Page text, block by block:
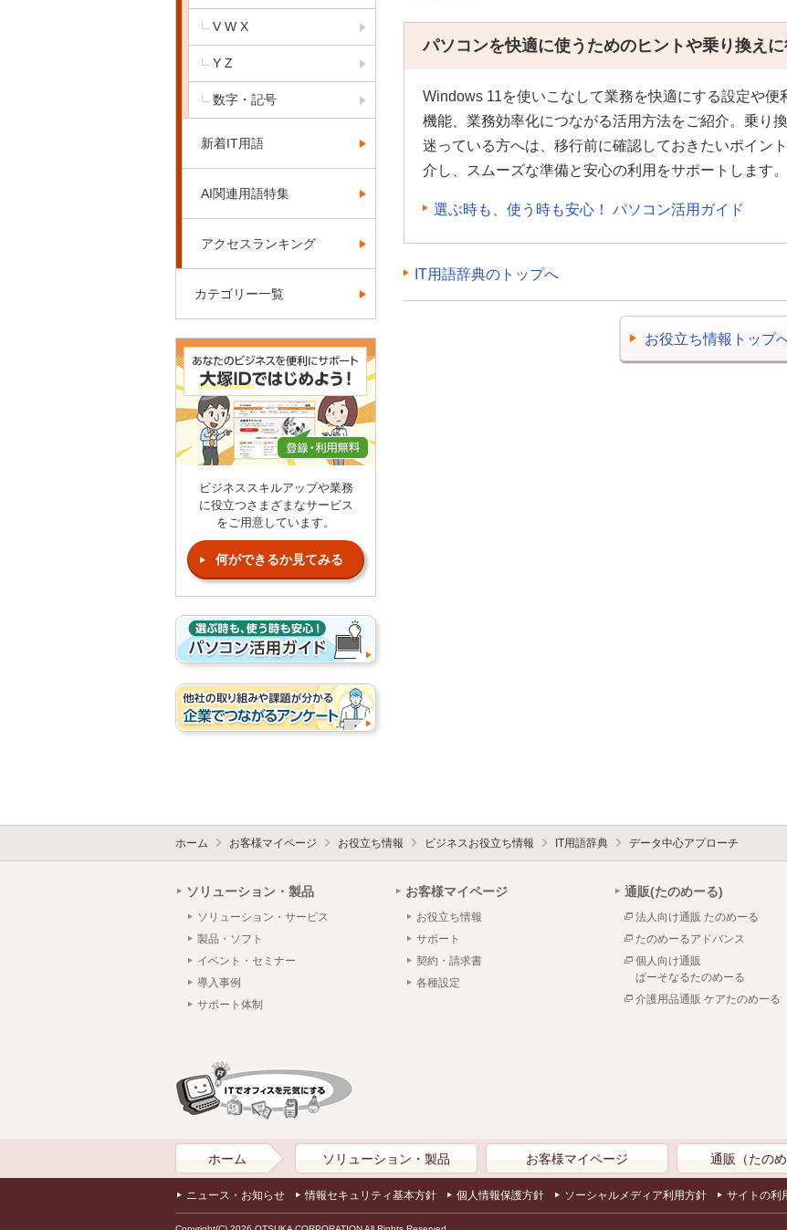
パソコンを快適に使うためのヒントや乗り換え
Windows 11を使いこなして業務を快適にする設定や便
機能、業務効率化につながる活用方法をご紹介。乗り
迷っている方へは、移行前に確認しておきたいポイン
介し、スムーズな準備と安心の利用をサポートします。
選ぶ時も、使う時も安心！ パソコン活用ガイド
IT用語辞典のトップへ
お役立ち情報トップ
V W X
Y Z
数字・記号
新着IT用語
AI関連用語特集
アクセスランキング
カテゴリー一覧
ビジネススキルアップや業務
に役立つさまざまなサービス
をご用意しています。
何ができるか見てみる
ホーム お客様マイページ お役立ち情報 ビジネスお役立ち情報 IT用語辞典 データ中心アプローチ
ソリューション・製品
ソリューション・サービス
製品・ソフト
イベント・セミナー
導入事例
サポート体制
お客様マイページ
お役立ち情報
サポート
契約・請求書
各種設定
通販(たのめーる)
法人向け通販 たのめーる
たのめーるアドバンス
個人向け通販
ぱーそなるたのめーる
介護用品通販 ケアたのめーる
ホーム ソリューション・製品 お客様マイページ 通販（たのめ
ニュース・お知らせ 情報セキュリティ基本方針 個人情報保護方針 ソーシャルメディア利用方針 サイトの利